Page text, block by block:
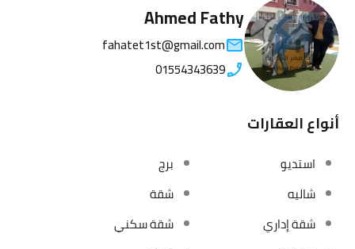
Ahmed Fathy
fahatet1st@gmail.com
01554343639
أنواع العقارات
استديو
برج
شاليه
شقة
شقة إداري
شقة سكني